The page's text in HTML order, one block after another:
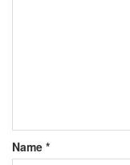
Name *